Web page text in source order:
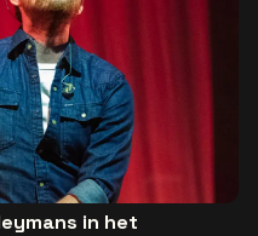
in het